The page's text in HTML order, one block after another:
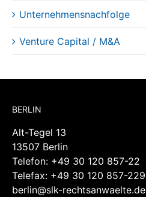
Unternehmensnachfolge
Venture Capital / M&A
BERLIN
Alt-Tegel 13
13507 Berlin
Telefon: +49 30 120 857-22
Telefax: +49 30 120 857-229
berlin@slk-rechtsanwaelte.de